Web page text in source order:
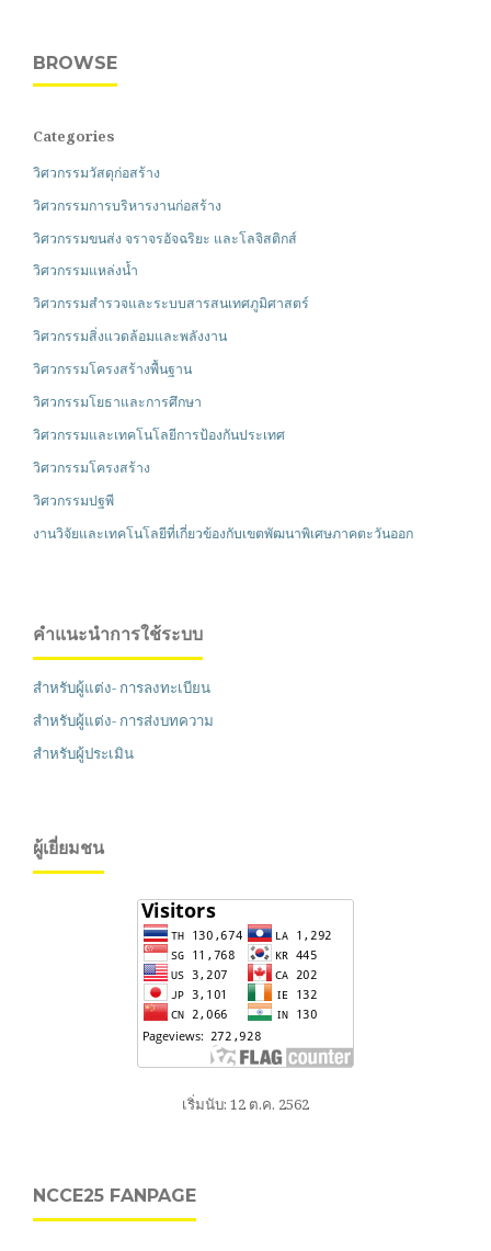
BROWSE
Categories
วิศวกรรมวัสดุก่อสร้าง
วิศวกรรมการบริหารงานก่อสร้าง
วิศวกรรมขนส่ง จราจรอัจฉริยะ และโลจิสติกส์
วิศวกรรมแหล่งน้ำ
วิศวกรรมสำรวจและระบบสารสนเทศภูมิศาสตร์
วิศวกรรมสิ่งแวดล้อมและพลังงาน
วิศวกรรมโครงสร้างพื้นฐาน
วิศวกรรมโยธาและการศึกษา
วิศวกรรมและเทคโนโลยีการป้องกันประเทศ
วิศวกรรมโครงสร้าง
วิศวกรรมปฐพี
งานวิจัยและเทคโนโลยีที่เกี่ยวข้องกับเขตพัฒนาพิเศษภาคตะวันออก
คำแนะนำการใช้ระบบ
สำหรับผู้แต่ง- การลงทะเบียน
สำหรับผู้แต่ง- การส่งบทความ
สำหรับผู้ประเมิน
ผู้เยี่ยมชน
เริ่มนับ: 12 ต.ค. 2562
NCCE25 FANPAGE